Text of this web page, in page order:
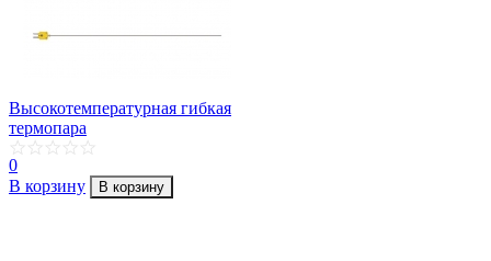
Высокотемпературная гибкая
термопара
0
В корзину
В корзину